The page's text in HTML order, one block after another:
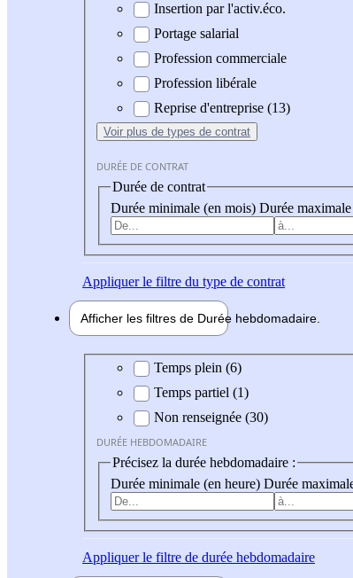
Insertion par l'activ.éco.
Portage salarial
Profession commerciale
Profession libérale
Reprise d'entreprise (13)
Voir plus de types de contrat
DURÉE DE CONTRAT
Durée de contrat
Durée minimale (en mois) Durée
Appliquerle filtre du type de contrat
Afficher les filtres de Durée hebdomadaire
Durée hebdomadaire
Temps plein (6)
Temps partiel (1)
Non renseignée (30)
DURÉE HEBDOMADAIRE
Précisez la durée hebdomadaire :
Durée minimale (en heure) Durée
Appliquerle filtre de durée hebdomadaire